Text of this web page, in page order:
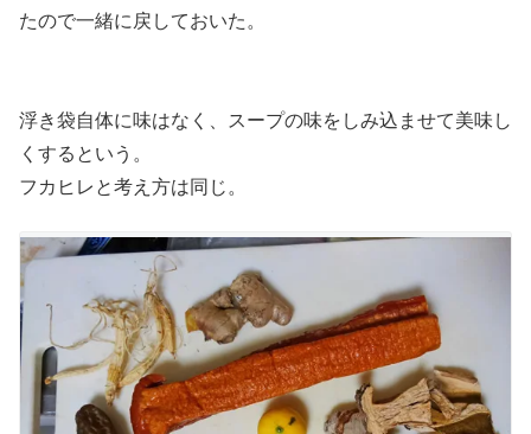
たので一緒に戻しておいた。
浮き袋自体に味はなく、スープの味をしみ込ませて美味し
くするという。
フカヒレと考え方は同じ。